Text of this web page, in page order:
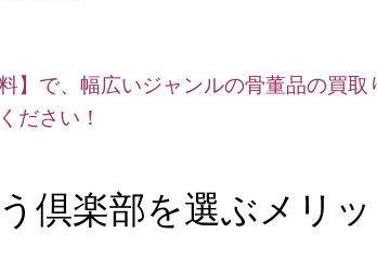
で、幅広いジャンルの骨董品の買取
ださい！
倶楽部を選ぶメリッ